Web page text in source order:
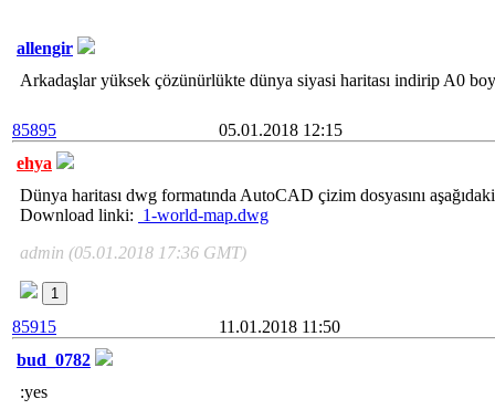
allengir
Arkadaşlar yüksek çözünürlükte dünya siyasi haritası indirip A0
85895
05.01.2018 12:15
ehya
Dünya haritası dwg formatında AutoCAD çizim dosyasını
Download linki: 1-world-map.dwg
admin (05.01.2018 17:36 GMT)
1
85915
11.01.2018 11:50
bud_0782
:yes